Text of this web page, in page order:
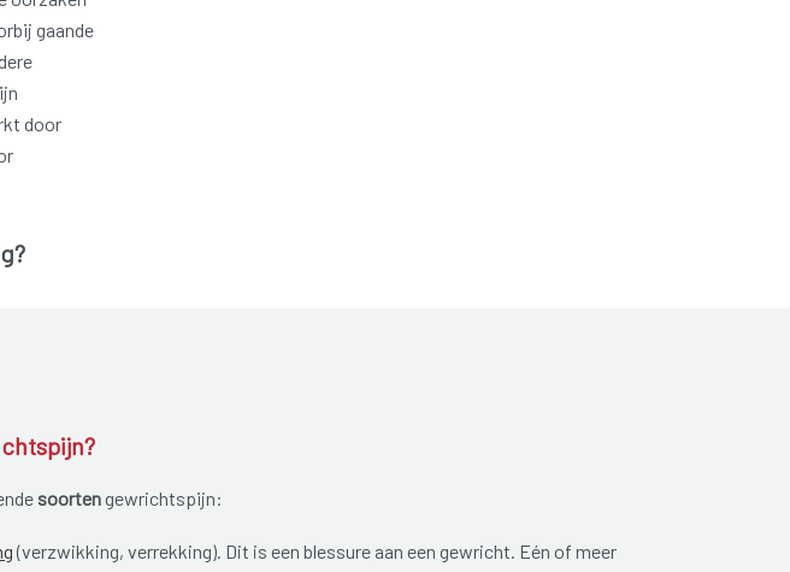
gaande
door
soortengewrichtspijn:
(verzwikking, verrekking). Dit is een blessure aan een gewricht. Eén of meer